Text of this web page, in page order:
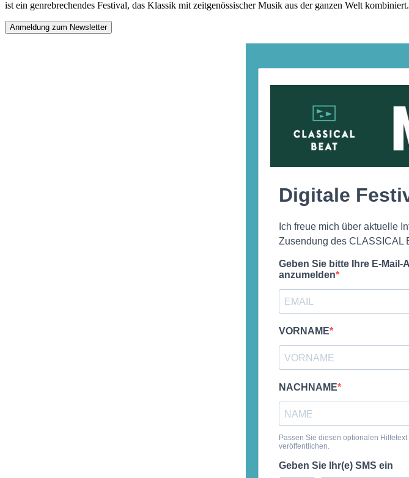
ist ein genrebrechendes Festival, das Klassik mit zeitgenössischer Musik aus der ganzen Welt kombiniert.
Anmeldung zum Newsletter